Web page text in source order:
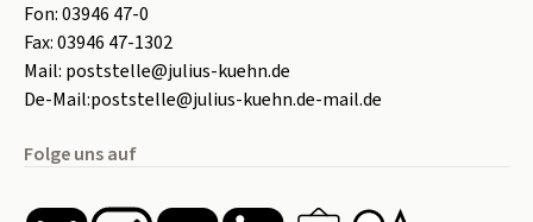
Fon:03946 47-0
Fax:03946 47-1302
Mail: poststelle@julius-kuehn.de
De-Mail:poststelle@julius-kuehn.de-mail.de
Folge uns auf